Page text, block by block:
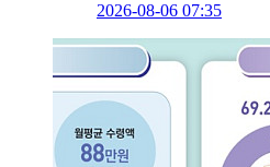
2026-08-06 07:35